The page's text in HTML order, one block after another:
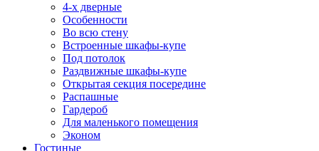
4-х дверные
Особенности
Во всю стену
Встроенные шкафы-купе
Под потолок
Раздвижные шкафы-купе
Открытая секция посередине
Распашные
Гардероб
Для маленького помещения
Эконом
Гостиные